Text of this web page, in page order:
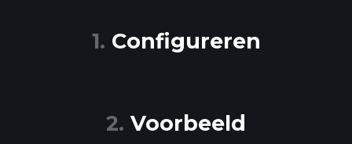
Configureren
Voorbeeld